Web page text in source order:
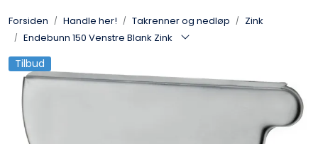
Forsiden Handle her! Takrenner og nedløp
Zink
Endebunn 150 Venstre Blank Zink
Tilbud
Taktekking
FOAMGLAS®
Ventilasjon